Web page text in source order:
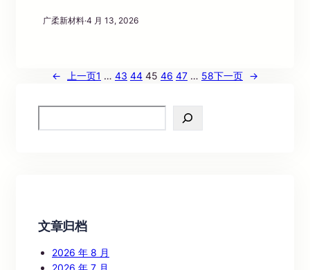
广柔新材料·4 月 13, 2026
← 上一页1 … 43 44 45 46 47 … 58下一页 →
e
文章归档
2026 年 8 月
2026 年 7 月